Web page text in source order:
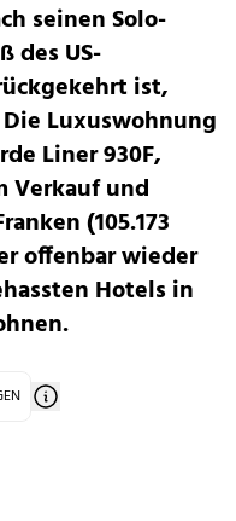
seinen Solo-
des US-
ist,
Luxuswohnung
Liner 930F,
Verkauf und
(105.173
offenbar wieder
Hotels in